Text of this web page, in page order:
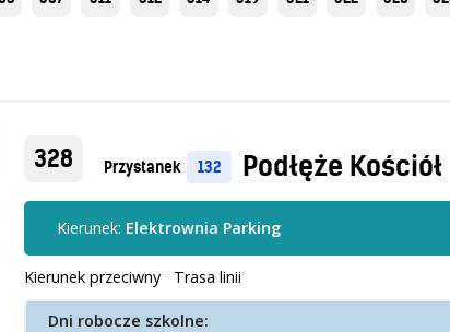
328 Przystanek 132 Podłęże Kościół
Kierunek: Elektrownia Parking
Kierunek przeciwny Trasa linii
Dni robocze szkolne: